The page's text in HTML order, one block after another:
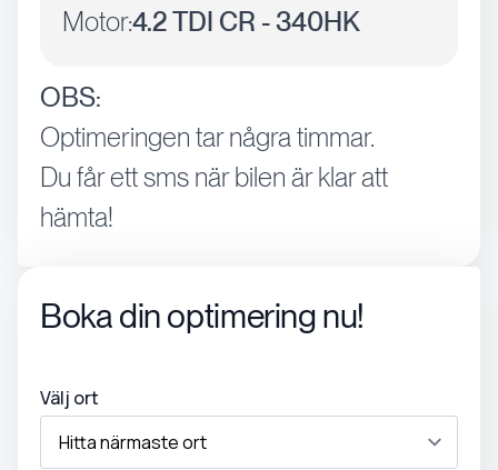
Motor:4.2 TDI CR - 340HK
OBS:
Optimeringen tar några timmar.
Du får ett sms när bilen är klar att
hämta!
Boka din optimering nu!
Välj ort